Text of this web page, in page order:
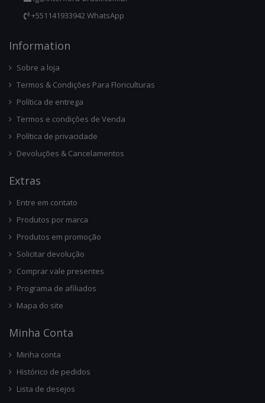
+551141933942 WhatsApp
InforMation
Sobre a loja
Termos & Condições Para Floriculturas
Política de entrega
Termos e condições de Venda
Política de privacidade
Devoluções & Cancelamentos
ExtRas
Entre em contato
Produtos por marca
Produtos em promoção
Solicitar devolução
Comprar vale presentes
Programa de afiliados
Mapa do site
Minha Conta
Minha conta
Histórico de pedidos
Lista de desejos